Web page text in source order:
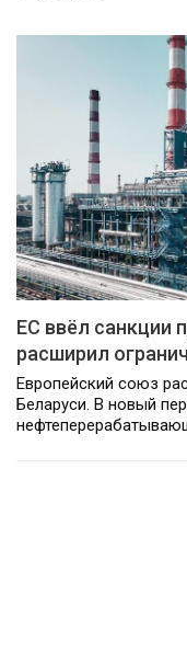
ЕС ввёл санкции
расширил
Европейский союз
Беларуси. В новый